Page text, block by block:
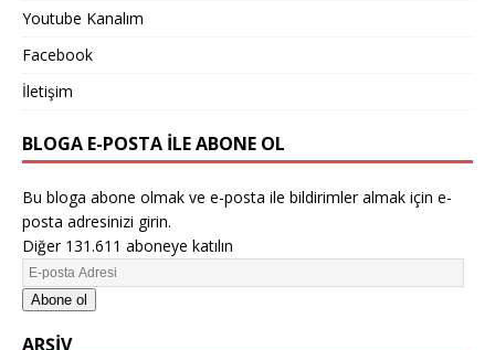
Youtube Kanalım
Facebook
İletişim
BLOGA E-POSTA ILE ABONE OL
Bu bloga abone olmak ve e-posta ile bildirimler almak için e-
posta adresinizi girin.
Diğer 131.611 aboneye katılın
Abone ol
ARŞIV